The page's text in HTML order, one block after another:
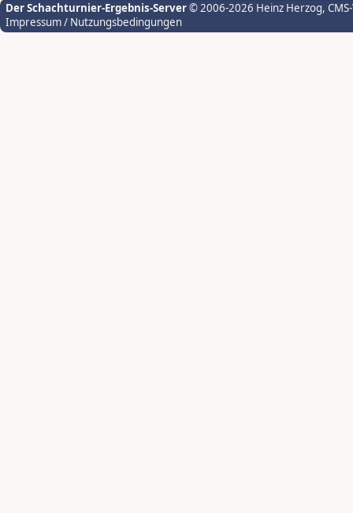
Der Schachturnier-Ergebnis-Server© 2006-2026 Heinz Herzog,
Impressum / Nutzungsbedingungen